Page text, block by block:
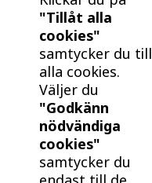
"Tillåt alla
cookies"
samtycker du till
alla cookies.
Väljer du
"Godkänn
nödvändiga
cookies"
samtycker du